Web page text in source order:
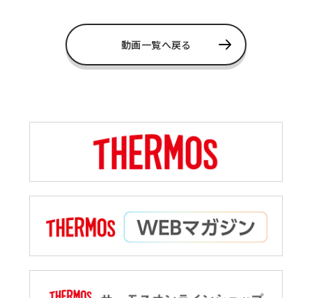
動画一覧へ戻る